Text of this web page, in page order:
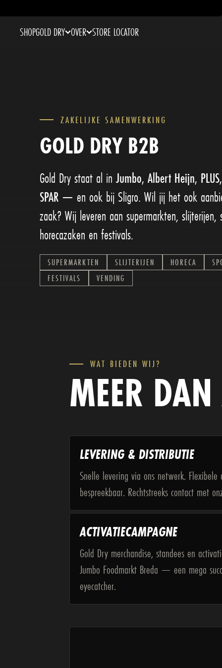
SHOPGOLD DRY OVER STORE LOCATOR
ZAKELIJKE SAMENWERKING
GOLD DRYB2B
Gold Dry staat al in Jumbo, Albert Heijn,
SPAR — en ook bij Sligro. Wil jij het ook
zaak? Wij leveren aan supermarkten, slijterijen,
horecazaken en festivals.
SUPERMARKTEN SLIJTERIJEN HORECA
FESTIVALS
VENDING
WAT BIEDEN WIJ?
MEER
LEVERING & DISTRIBUTIE
Snelle levering via ons netwerk.
bespreekbaar. Rechtstreeks contact met
ACTIVATIECAMPAGNE
Gold Dry merchandise, standees en
Jumbo Foodmarkt Breda — een mega
eyecatcher.